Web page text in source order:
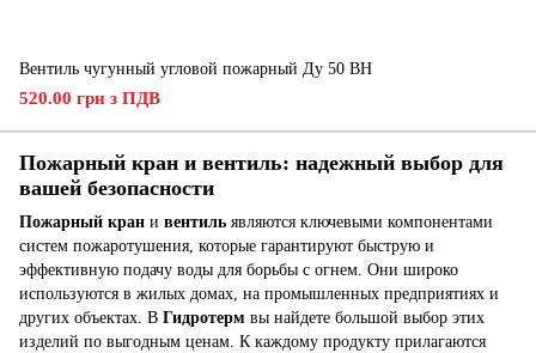
Вентиль чугунный угловой пожарный Ду 50 ВН
520.00 грн з ПДВ
Пожарный кран и вентиль: надежный выбор для
вашей безопасности
Пожарный кран и вентиль являются ключевыми компонентами
систем пожаротушения, которые гарантируют быструю и
эффективную подачу воды для борьбы с огнем. Они широко
используются в жилых домах, на промышленных предприятиях и
других объектах. В Гидротерм вы найдете большой выбор этих
изделий по выгодным ценам. К каждому продукту прилагаются